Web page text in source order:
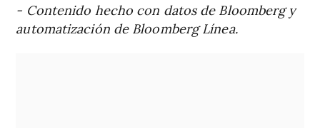
- Contenido hecho con datos de Bloomberg y
automatización de Bloomberg Línea.